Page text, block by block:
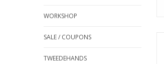
WORKSHOP
SALE / COUPONS
TWEEDEHANDS